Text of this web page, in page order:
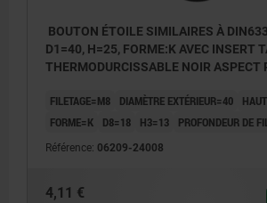
BOUTON ÉTOILE SIMILAIRES À
D1=40, H=25, FORME:K AVEC INSERT
THERMODURCISSABLE NOIR ASPECT
FILETAGE=M8 DIAMÈTRE EXTÉRIEUR=40
FORME=K
D8=18 H3=13 PROFONDEUR DE
Référence: 06209-24008
4,11 €